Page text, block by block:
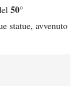
50°
statue, avvenuto